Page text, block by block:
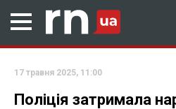
17 травня 2025, 11:00
Поліція затримала